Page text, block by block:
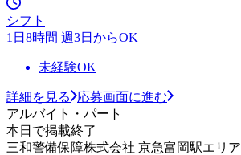
シフト
1日8時間 週3日からOK
未経験OK
詳細を見る
応募画面に進む
アルバイト・パート
本日で掲載終了
三和警備保障株式会社 京急富岡駅エリア